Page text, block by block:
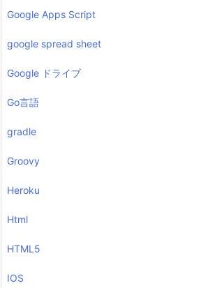
Google Apps Script
google spread sheet
Google ドライブ
Go言語
gradle
Groovy
Heroku
Html
HTML5
IOS